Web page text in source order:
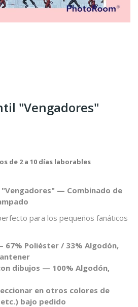
"Vengadores"
de 2 a 10 días laborables
— Combinado de
para los pequeños fanáticos
67% Poliéster / 33% Algodón,
dibujos — 100% Algodón,
en otros colores de
bajo pedido